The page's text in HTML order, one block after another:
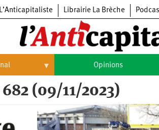
L’Anticapitaliste Librairie La Brèche
Opinions
Opinions
Histoire
(09/11/2023)